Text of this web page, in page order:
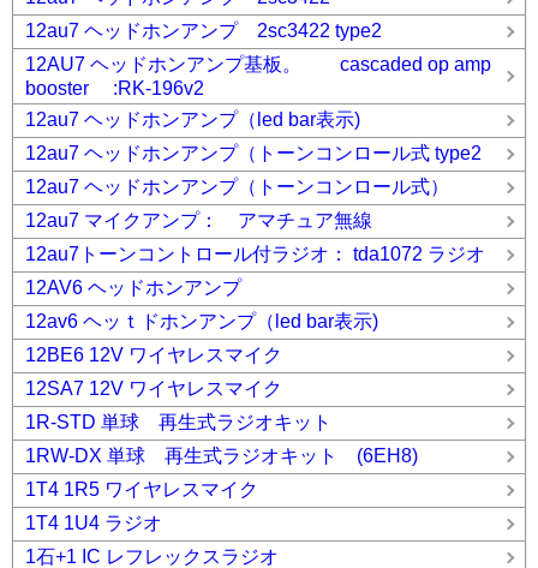
12au7 ヘッドホンアンプ 2sc3422 type2
12AU7 ヘッドホンアンプ基板。 cascaded op amp
booster :RK-196v2
12au7 ヘッドホンアンプ（led bar表示)
12au7 ヘッドホンアンプ（トーンコンロール式 type2
12au7 ヘッドホンアンプ（トーンコンロール式）
12au7 マイクアンプ： アマチュア無線
12au7トーンコントロール付ラジオ： tda1072 ラジオ
12AV6 ヘッドホンアンプ
12av6 ヘッｔドホンアンプ（led bar表示)
12BE6 12V ワイヤレスマイク
12SA7 12V ワイヤレスマイク
1R-STD 単球 再生式ラジオキット
1RW-DX 単球 再生式ラジオキット (6EH8)
1T4 1R5 ワイヤレスマイク
1T4 1U4 ラジオ
1石+1 IC レフレックスラジオ